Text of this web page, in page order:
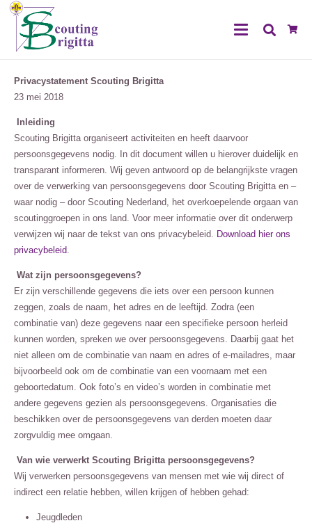
Privacystatement Scouting Brigitta
23 mei 2018
Inleiding
Scouting Brigitta organiseert activiteiten en heeft daarvoor
persoonsgegevens nodig. In dit document willen u hierover duidelijk en
transparant informeren. Wij geven antwoord op de belangrijkste vragen
over de verwerking van persoonsgegevens door Scouting Brigitta en –
waar nodig – door Scouting Nederland, het overkoepelende orgaan van
scoutinggroepen in ons land. Voor meer informatie over dit onderwerp
verwijzen wij naar de tekst van ons privacybeleid. Download hier ons
privacybeleid.
Wat zijn persoonsgegevens?
Er zijn verschillende gegevens die iets over een persoon kunnen
zeggen, zoals de naam, het adres en de leeftijd. Zodra (een
combinatie van) deze gegevens naar een specifieke persoon herleid
kunnen worden, spreken we over persoonsgegevens. Daarbij gaat het
niet alleen om de combinatie van naam en adres of e-mailadres, maar
bijvoorbeeld ook om de combinatie van een voornaam met een
geboortedatum. Ook foto’s en video’s worden in combinatie met
andere gegevens gezien als persoonsgegevens. Organisaties die
beschikken over de persoonsgegevens van derden moeten daar
zorgvuldig mee omgaan.
Van wie verwerkt Scouting Brigitta persoonsgegevens?
Wij verwerken persoonsgegevens van mensen met wie wij direct of
indirect een relatie hebben, willen krijgen of hebben gehad:
Jeugdleden